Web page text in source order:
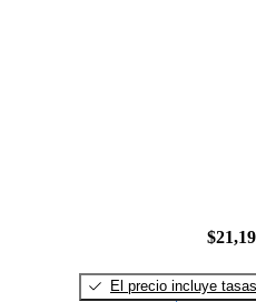
El precio incluye tasas